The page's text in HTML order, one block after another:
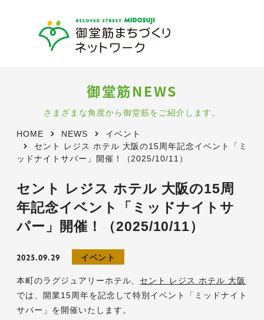
御堂筋NEWS
さまざまな角度から御堂筋をご紹介します。
HOME NEWS
イベント
セント レジス ホテル 大阪の15周年記念イベント「ミ
ッドナイトサパー」開催！（2025/10/11）
セント レジス ホテル 大阪の15周
年記念イベント「ミッドナイトサ
パー」開催！（2025/10/11）
2025.09.29 イベント
本町のラグジュアリーホテル、 セント レジス ホテル 大阪
では、開業15周年を記念して特別イベント「ミッドナイト
サパー」を開催いたします。